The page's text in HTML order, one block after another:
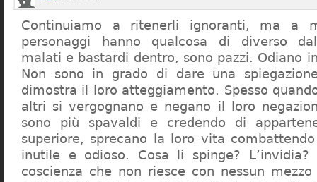
Continuiamo a ritenerli ignoranti, ma a
personaggi hanno qualcosa di diverso
malati e bastardi dentro, sono pazzi. Odiano
Non sono in grado di dare una
dimostra il loro atteggiamento. Spesso
altri si vergognano e negano il loro
sono più spavaldi e credendo di
superiore, sprecano la loro vita
inutile e odioso. Cosa li spinge?
coscienza che non riesce con nessun